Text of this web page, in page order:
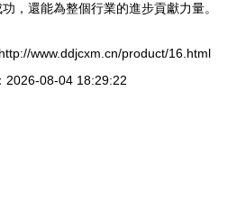
，還能為整個行業的進步貢獻力量。
www.ddjcxm.cn/product/16.html
2026-08-04 18:29:22